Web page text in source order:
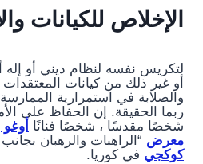
الإخلاص للكيانات
لتكريس نفسه لنظام ديني أو إله
أو غير ذلك من كيانات
والصلابة في استمرارية
ربما الحقيقة. إن الحفاظ على
شخصًا مقدسًا ، شخصًا فنانًا
معرض “الراهبات والرهبان
كوكجي في كوريا.